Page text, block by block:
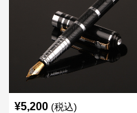
¥5,200 (税込)